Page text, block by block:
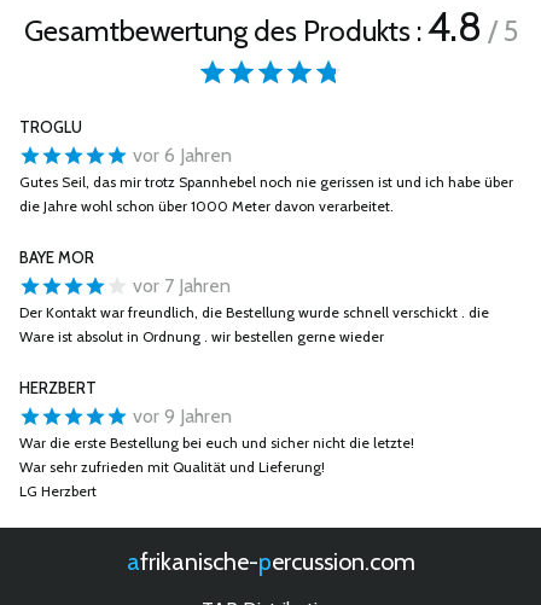
Gesamtbewertung des Produkts :4.8 / 5
TROGLU
vor 6 Jahren
Gutes Seil, das mir trotz Spannhebel noch nie gerissen ist und ich habe über
die Jahre wohl schon über 1000 Meter davon verarbeitet.
BAYE MOR
vor 7 Jahren
Der Kontakt war freundlich, die Bestellung wurde schnell verschickt . die
Ware ist absolut in Ordnung . wir bestellen gerne wieder
HERZBERT
vor 9 Jahren
War die erste Bestellung bei euch und sicher nicht die letzte!
War sehr zufrieden mit Qualität und Lieferung!
LG Herzbert
afrikanische- percussion.com